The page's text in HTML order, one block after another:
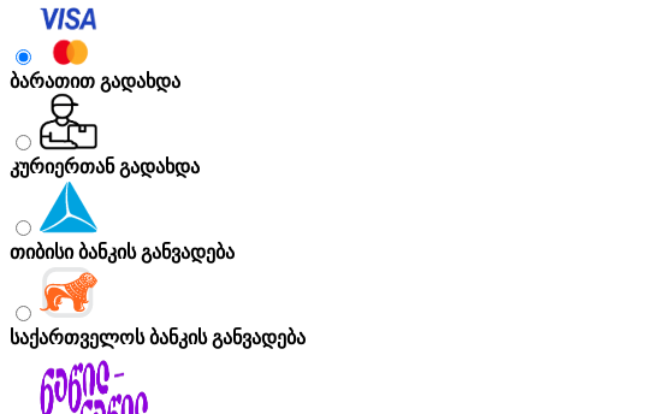
ბარათით გადახდა
კურიერთან გადახდა
თიბისი ბანკის განვადება
საქართველოს ბანკის განვადება